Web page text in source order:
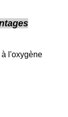
l'oxygène